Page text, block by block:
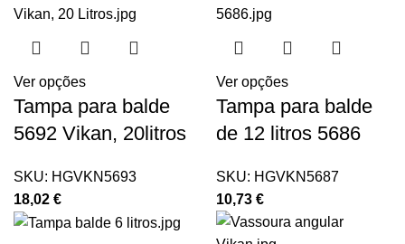
Ver opções
Tampa para balde
5692 Vikan, 20litros
SKU: HGVKN5693
18,02 €
Ver opções
Tampa para balde
de 12 litros 5686
SKU: HGVKN5687
10,73 €